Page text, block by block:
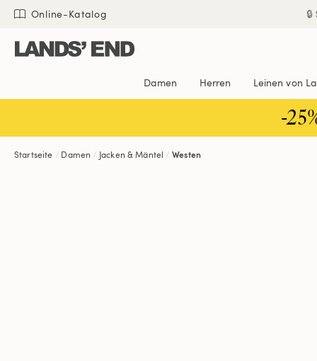
Direkt
Inhalt
Direkt
Navigation
Direkt
Suche
Online-Katalog
Damen Herren Leinen von
-
Startseite Damen Jacken & Mäntel Westen